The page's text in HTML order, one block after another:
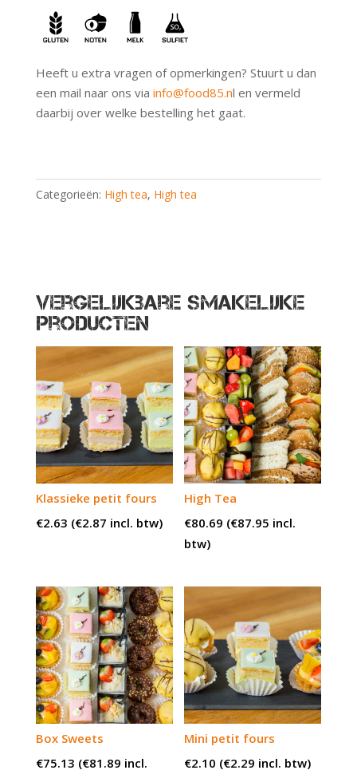
Heeft u extra vragen of opmerkingen? Stuurt u dan
een mail naar ons via info@food85.nl en vermeld
daarbij over welke bestelling het gaat.
Categorieën: High tea, High tea
Vergelijkbare smakelijke
producten
Klassieke petit fours
€2.63 (€2.87 incl. btw)
High Tea
€80.69 (€87.95 incl.
btw)
Box Sweets
€75.13 (€81.89 incl.
Mini petit fours
€2.10 (€2.29 incl. btw)